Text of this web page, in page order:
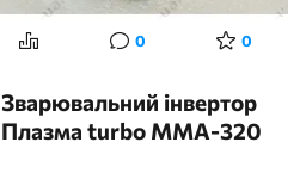
0 0
Зварювальний інвертор
Плазма turbo MMA-320